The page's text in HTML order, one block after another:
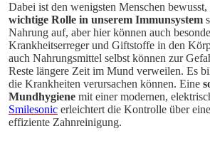
Dabei ist den wenigsten Menschen bewusst,
wichtige Rolle in unserem Immunsystem
Nahrung auf, aber hier können auch
Krankheitserreger und Giftstoffe in den
auch Nahrungsmittel selbst können zur
Reste längere Zeit im Mund verweilen. Es
die Krankheiten verursachen können. Eine
Mundhygiene
Smilesonic erleichtert die Kontrolle über
effiziente Zahnreinigung.